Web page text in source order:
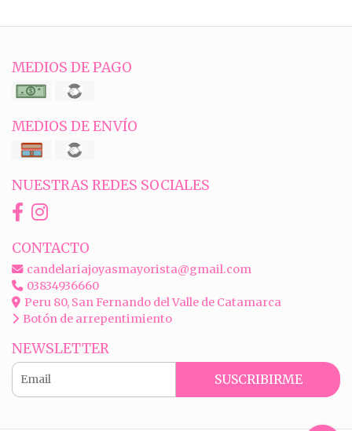
MEDIOS DE PAGO
MEDIOS DE ENVÍO
NUESTRAS REDES SOCIALES
CONTACTO
candelariajoyasmayorista@gmail.com
03834936660
Peru 80, San Fernando del Valle de Catamarca
Botón de arrepentimiento
NEWSLETTER
SUSCRIBIRME